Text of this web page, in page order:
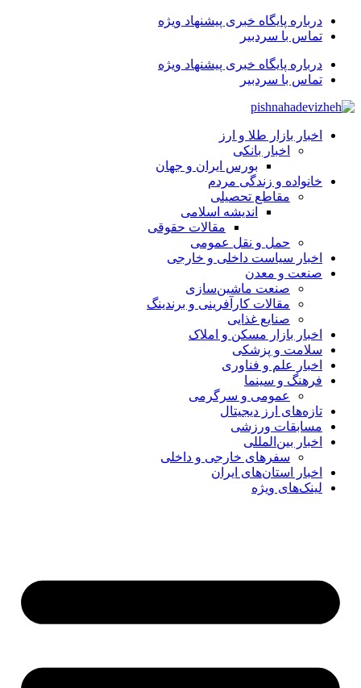
درباره پایگاه خبری پیشنهاد ویژه
تماس با سردبیر
درباره پایگاه خبری پیشنهاد ویژه
تماس با سردبیر
اخبار بازار طلا و ارز
اخبار بانکی
بورس ایران و جهان
خانواده و زندگی مردم
مقاطع تحصیلی
اندیشه اسلامی
مقالات حقوقی
حمل و نقل عمومی
اخبار سیاست داخلی و خارجی
صنعت و معدن
صنعت ماشین‌سازی
مقالات کارآفرینی و برندینگ
صنایع غذایی
اخبار بازار مسکن و املاک
سلامت و پزشکی
اخبار علم و فناوری
فرهنگ و سینما
عمومی و سرگرمی
تازه‌های ارز دیجیتال
مسابقات ورزشی
اخبار بین‌المللی
سفرهای خارجی و داخلی
اخبار استان‌های ایران
لینک‌های ویژه